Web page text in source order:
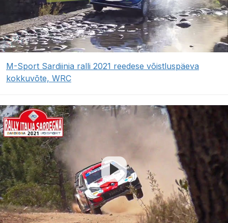
M-Sport Sardiinia ralli 2021 reedese võistluspäeva
kokkuvõte, WRC